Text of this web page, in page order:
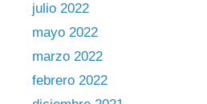
julio 2022
mayo 2022
marzo 2022
febrero 2022